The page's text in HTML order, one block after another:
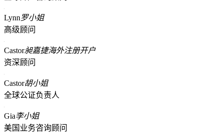
Lynn罗小姐
高级顾问
Castor昶嘉捷海外注册开户
资深顾问
Castor胡小姐
全球公证负责人
Gia李小姐
美国业务咨询顾问